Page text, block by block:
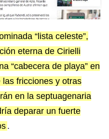
“lista celeste”,
eterna de Cirielli
“cabecera de playa” en
fricciones y otras
en la septuagenaria
deparar un fuerte
.